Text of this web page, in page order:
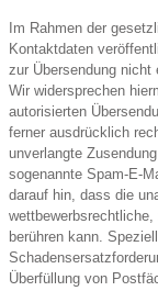
Im Rahmen der
Kontaktdaten
zur Übersendung nicht
Wir widersprechen
autorisierten
ferner ausdrücklich
unverlangte
sogenannte Spam-E-
darauf hin, dass die
berühren kann.
Überfüllung von